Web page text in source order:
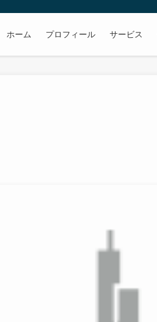
ホーム プロフィール サービス